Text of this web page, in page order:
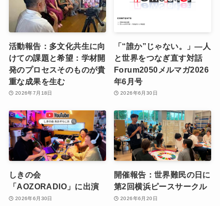
活動報告：多文化共生に向
けての課題と希望：学材開
発のプロセスそのものが貴
重な成果を生む
2026年7月18日
「“誰か”じゃない。」―人
と世界をつなぎ直す対話
Forum2050メルマガ2026
年6月号
2026年6月30日
しきの会
「AOZORADIO」に出演
2026年6月30日
開催報告：世界難民の日に
第2回横浜ピースサークル
2026年6月20日